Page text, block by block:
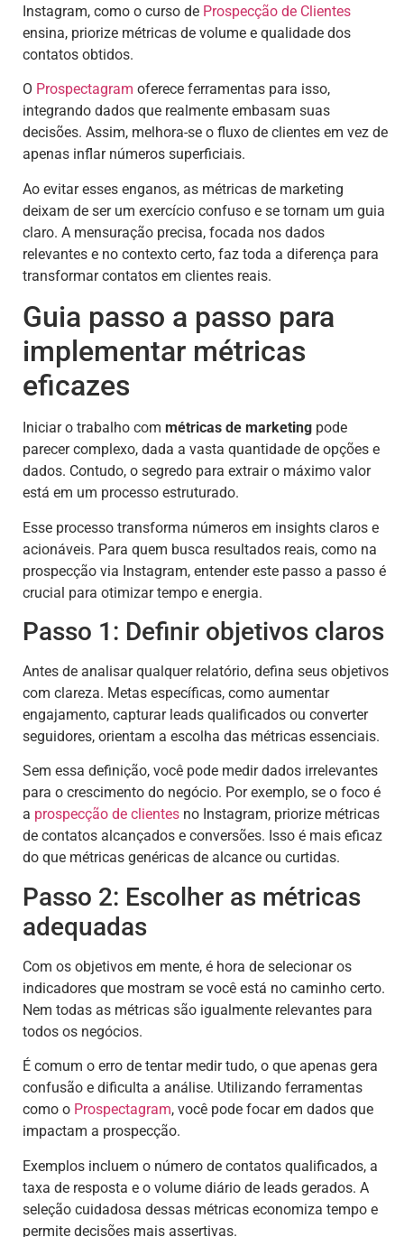
Instagram, como o curso de Prospecção de Clientes
ensina, priorize métricas de volume e qualidade dos
contatos obtidos.
O Prospectagram oferece ferramentas para isso,
integrando dados que realmente embasam suas
decisões. Assim, melhora-se o fluxo de clientes em vez de
apenas inflar números superficiais.
Ao evitar esses enganos, as métricas de marketing
deixam de ser um exercício confuso e se tornam um guia
claro. A mensuração precisa, focada nos dados
relevantes e no contexto certo, faz toda a diferença para
transformar contatos em clientes reais.
Guia passo a passo para
implementar métricas
eficazes
Iniciar o trabalho com métricas de marketing pode
parecer complexo, dada a vasta quantidade de opções e
dados. Contudo, o segredo para extrair o máximo valor
está em um processo estruturado.
Esse processo transforma números em insights claros e
acionáveis. Para quem busca resultados reais, como na
prospecção via Instagram, entender este passo a passo é
crucial para otimizar tempo e energia.
Passo 1: Definir objetivos claros
Antes de analisar qualquer relatório, defina seus objetivos
com clareza. Metas específicas, como aumentar
engajamento, capturar leads qualificados ou converter
seguidores, orientam a escolha das métricas essenciais.
Sem essa definição, você pode medir dados irrelevantes
para o crescimento do negócio. Por exemplo, se o foco é
a prospecção de clientes no Instagram, priorize métricas
de contatos alcançados e conversões. Isso é mais eficaz
do que métricas genéricas de alcance ou curtidas.
Passo 2: Escolher as métricas
adequadas
Com os objetivos em mente, é hora de selecionar os
indicadores que mostram se você está no caminho certo.
Nem todas as métricas são igualmente relevantes para
todos os negócios.
É comum o erro de tentar medir tudo, o que apenas gera
confusão e dificulta a análise. Utilizando ferramentas
como o Prospectagram, você pode focar em dados que
impactam a prospecção.
Exemplos incluem o número de contatos qualificados, a
taxa de resposta e o volume diário de leads gerados. A
seleção cuidadosa dessas métricas economiza tempo e
permite decisões mais assertivas.